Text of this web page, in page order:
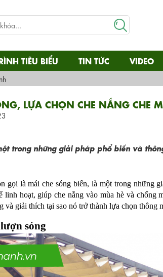
TIÊU BIỂU TIN TỨC VIDEO
LỰA CHỌN CHE NẮNG CHE
trong những giải pháp phổ biến và
gọi là mái che sóng biển, là một trong những
linh hoạt, giúp che nắng vào mùa hè và chống
và giải thích tại sao nó trở thành lựa chọn thông
sóng